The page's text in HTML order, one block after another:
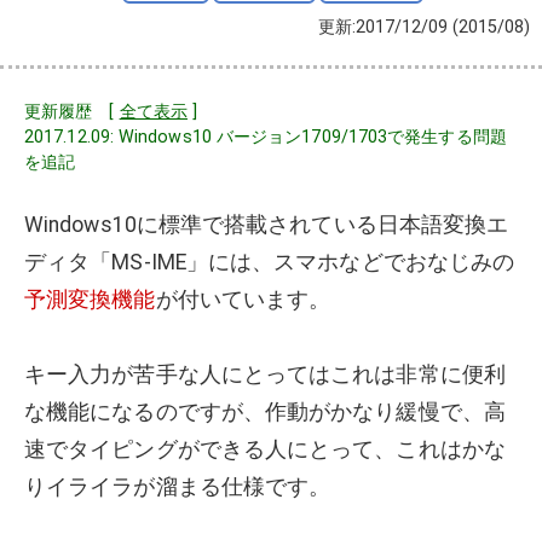
更新:2017/12/09 (2015/08)
更新履歴 [ 全て表示]
2017.12.09: Windows10 バージョン1709/1703で発生する問題
を追記
Windows10に標準で搭載されている日本語変換エ
ディタ「MS-IME」には、スマホなどでおなじみの
予測変換機能が付いています。
キー入力が苦手な人にとってはこれは非常に便利
な機能になるのですが、作動がかなり緩慢で、高
速でタイピングができる人にとって、これはかな
りイライラが溜まる仕様です。